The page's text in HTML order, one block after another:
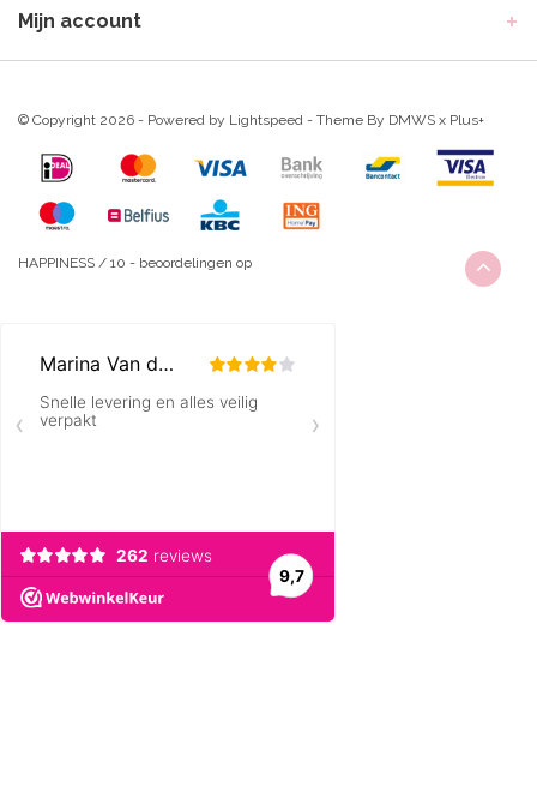
Mijn account
© Copyright 2026 - Powered by Lightspeed - Theme By DMWS x Plus+
HAPPINESS / 10 - beoordelingen op